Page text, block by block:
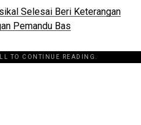
Selesai Beri Keterangan
Pemandu Bas
TO CONTINUE READING.